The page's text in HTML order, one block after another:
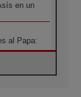
en un
al Papa:
en Roma en